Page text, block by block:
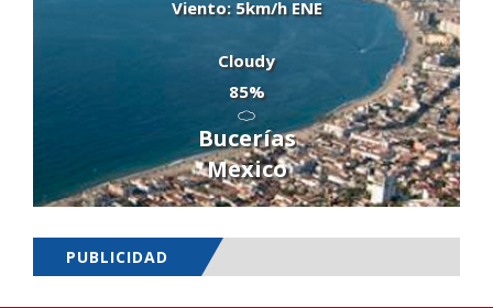
Viento: 5km/h ENE
Cloudy
85%
Bucerías
Mexico
PUBLICIDAD